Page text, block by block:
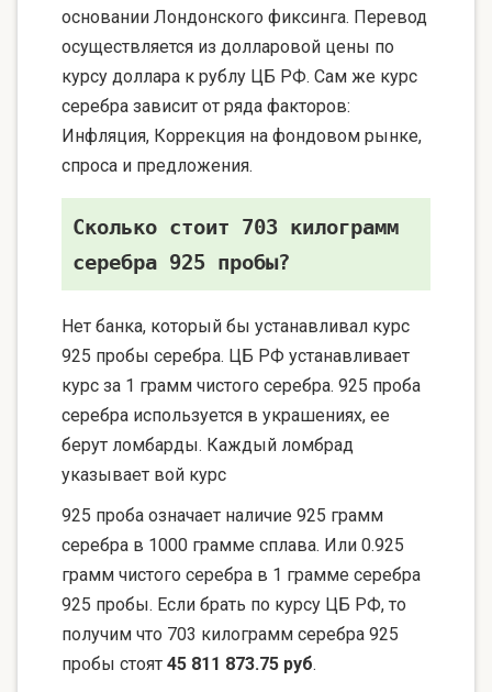
основании Лондонского фиксинга. Перевод
осуществляется из долларовой цены по
курсу доллара к рублу ЦБ РФ. Сам же курс
серебра зависит от ряда факторов:
Инфляция, Коррекция на фондовом рынке,
спроса и предложения.
Сколько стоит 703 килограмм
серебра 925 пробы?
Нет банка, который бы устанавливал курс
925 пробы серебра. ЦБ РФ устанавливает
курс за 1 грамм чистого серебра. 925 проба
серебра используется в украшениях, ее
берут ломбарды. Каждый ломбрад
указывает вой курс
925 проба означает наличие 925 грамм
серебра в 1000 грамме сплава. Или 0.925
грамм чистого серебра в 1 грамме серебра
925 пробы. Если брать по курсу ЦБ РФ, то
получим что 703 килограмм серебра 925
пробы стоят 45 811 873.75 руб.